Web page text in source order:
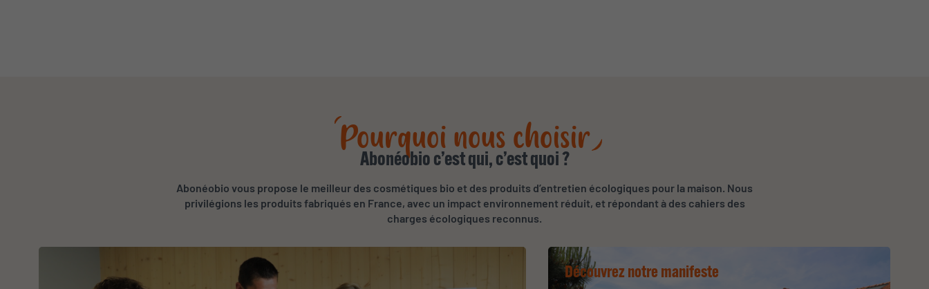
Pourquoi nous choisir
Abonéobio c’est qui, c’est quoi ?
Abonéobio vous propose le meilleur des cosmétiques bio et des produits d’entretien écologiques pour la maison. Nous
privilégions les produits fabriqués en France, avec un impact environnement réduit, et répondant à des cahiers des
charges écologiques reconnus.
Découvrez notre manifeste